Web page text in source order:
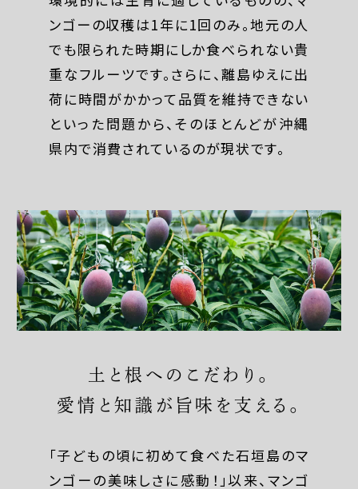
ンゴーの収穫は1年に1回のみ。地元の人
でも限られた時期にしか食べられない貴
重なフルーツです。さらに、離島ゆえに出
荷に時間がかかって品質を維持できない
といった問題から、そのほとんどが沖縄
県内で消費されているのが現状です。
土と根へのこだわり。
愛情と知識が旨味を支える。
「子どもの頃に初めて食べた石垣島のマ
ンゴーの美味しさに感動！」以来、マンゴ